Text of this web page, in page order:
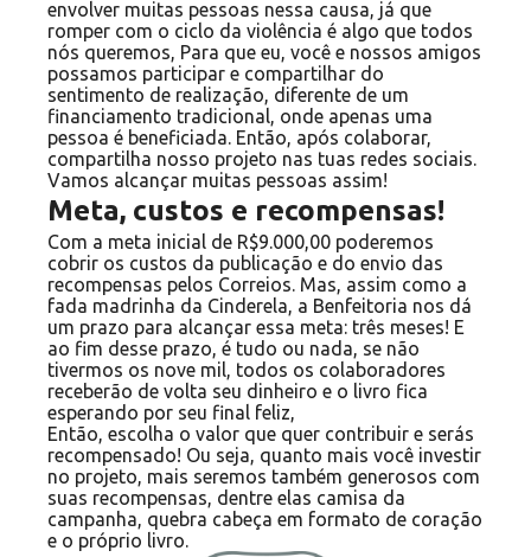
envolver muitas pessoas nessa causa, já que
romper com o ciclo da violência é algo que todos
nós queremos, Para que eu, você e nossos amigos
possamos participar e compartilhar do
sentimento de realização, diferente de um
financiamento tradicional, onde apenas uma
pessoa é beneficiada. Então, após colaborar,
compartilha nosso projeto nas tuas redes sociais.
Vamos alcançar muitas pessoas assim!
Meta, custos e recompensas!
Com a meta inicial de R$9.000,00 poderemos
cobrir os custos da publicação e do envio das
recompensas pelos Correios. Mas, assim como a
fada madrinha da Cinderela, a Benfeitoria nos dá
um prazo para alcançar essa meta: três meses! E
ao fim desse prazo, é tudo ou nada, se não
tivermos os nove mil, todos os colaboradores
receberão de volta seu dinheiro e o livro fica
esperando por seu final feliz,
Então, escolha o valor que quer contribuir e serás
recompensado! Ou seja, quanto mais você investir
no projeto, mais seremos também generosos com
suas recompensas, dentre elas camisa da
campanha, quebra cabeça em formato de coração
e o próprio livro.